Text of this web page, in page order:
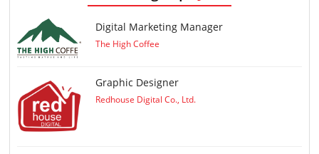
Digital Marketing Manager
The High Coffee
Graphic Designer
Redhouse Digital Co., Ltd.